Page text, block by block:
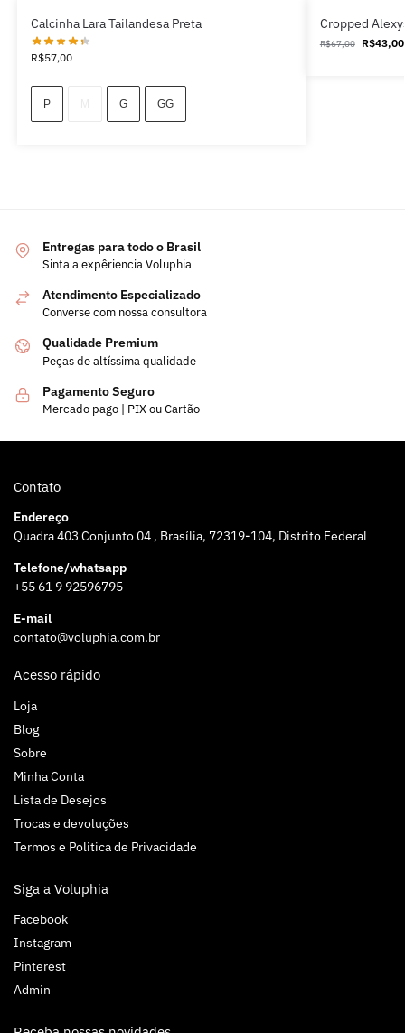
Calcinha Lara Tailandesa Preta
R$57,00
P G GG
Cropped
R$67,00 R$43,00
Entregas para todo o Brasil
Sinta a expêriencia Voluphia
Atendimento Especializado
Converse com nossa consultora
Qualidade Premium
Peças de altíssima qualidade
Pagamento Seguro
Mercado pago | PIX ou Cartão
Contato
Endereço
Quadra 403 Conjunto 04 , Brasília, 72319-104, Distrito Federal
Telefone/whatsapp
+55 61 9 92596795
E-mail
contato@voluphia.com.br
Acesso rápido
Loja
Blog
Sobre
Minha Conta
Lista de Desejos
Trocas e devoluções
Termos e Politica de Privacidade
Siga a Voluphia
Facebook
Instagram
Pinterest
Admin